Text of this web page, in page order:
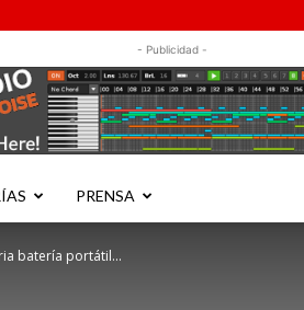
- Publicidad -
PRENSA
batería portátil...